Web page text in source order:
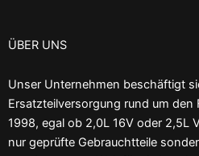
ÜBER UNS
Unser Unternehmen beschäftigt
Ersatzteilversorgung rund um den
1998, egal ob 2,0L 16V oder 2,5L
nur geprüfte Gebrauchtteile